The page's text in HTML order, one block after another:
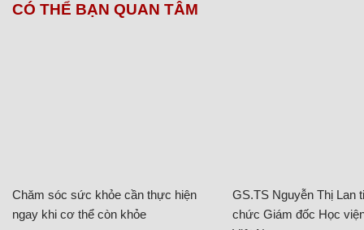
CÓ THỂ BẠN QUAN TÂM
Chăm sóc sức khỏe cần thực hiện
ngay khi cơ thể còn khỏe
GS.TS Nguyễn Thị Lan
chức Giám đốc Học